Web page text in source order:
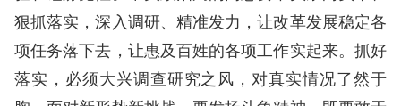
狠抓落实，深入调研、精准发力，让改革发展稳定各
项任务落下去，让惠及百姓的各项工作实起来。抓好
落实，必须大兴调查研究之风，对真实情况了然于